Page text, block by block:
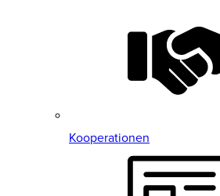
Kooperationen